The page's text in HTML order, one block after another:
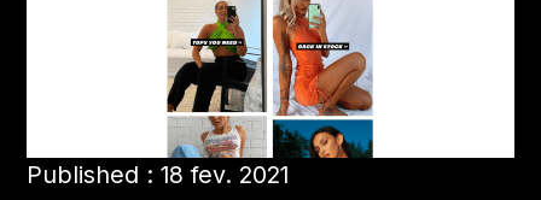
Published : 18 fev. 2021